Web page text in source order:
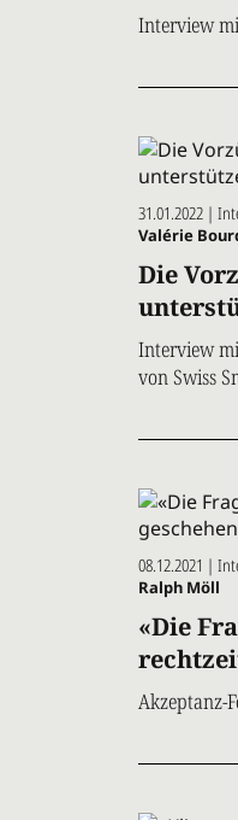
Interview
31.01.2022 |
Valérie
Die
Interview
von Swiss
08.12.2021 |
Ralph Möll
«Die
Akzeptanz-